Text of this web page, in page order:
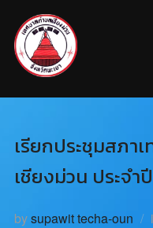
เรียกประชุมสภา
เชียงม่วน ประจำ
bysupawit techa-oun